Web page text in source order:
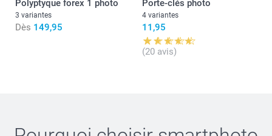
Quelles sont les tailles exactes des plaques forex de ma
Polyptyque forex 1 photo
3 variantes
Dès 149,95
Porte-clés photo
4 variantes
11,95
(20 avis)